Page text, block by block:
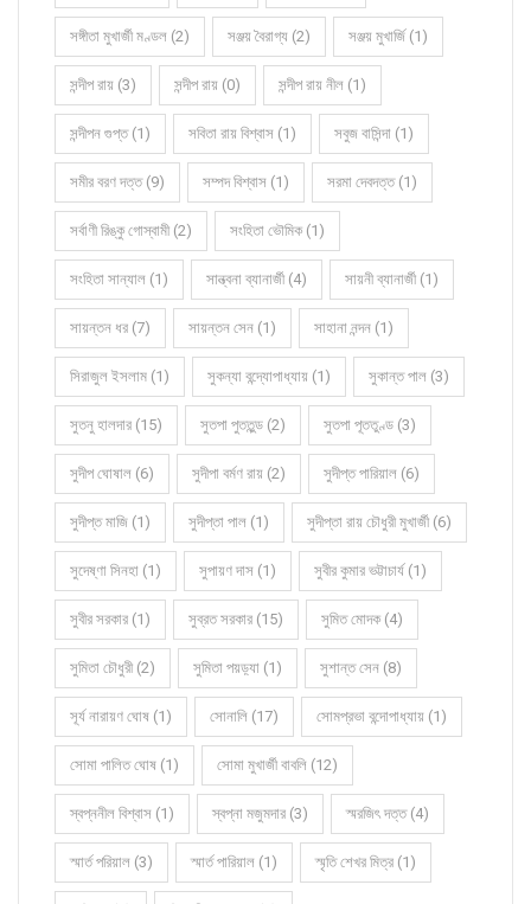
সঙ্গীতা মুখার্জী মণ্ডল (2) সঞ্জয় বৈরাগ্য (2) সঞ্জয় মুখার্জি (1)
সন্দীপ রায় (3) সন্দীপ রায় (0) সন্দীপ রায় নীল (1)
সন্দীপন গুপ্ত (1) সবিতা রায় বিশ্বাস (1) সবুজ বাসিন্দা (1)
সমীর বরণ দত্ত (9) সম্পদ বিশ্বাস (1) সরমা দেবদত্ত (1)
সর্বাণী রিঙ্কু গোস্বামী (2) সংহিতা ভৌমিক (1)
সংহিতা সান্যাল (1) সান্ত্বনা ব্যানার্জী (4) সায়নী ব্যানার্জী (1)
সায়ন্তন ধর (7) সায়ন্তন সেন (1) সাহানা নন্দন (1)
সিরাজুল ইসলাম (1) সুকন্যা বন্দ্যোপাধ্যায় (1) সুকান্ত পাল (3)
সুতনু হালদার (15) সুতপা পুততুন্ড (2) সুতপা পূততুণ্ড (3)
সুদীপ ঘোষাল (6) সুদীপা বর্মণ রায় (2) সুদীপ্ত পারিয়াল (6)
সুদীপ্ত মাজি (1) সুদীপ্তা পাল (1) সুদীপ্তা রায় চৌধুরী মুখার্জী (6)
সুদেষ্ণা সিনহা (1) সুপায়ণ দাস (1) সুবীর কুমার ভট্টাচার্য (1)
সুবীর সরকার (1) সুব্রত সরকার (15) সুমিত মোদক (4)
সুমিতা চৌধুরী (2) সুমিতা পয়ড়্যা (1) সুশান্ত সেন (8)
সূর্য নারায়ণ ঘোষ (1) সোনালি (17) সোমপ্রভা বন্দোপাধ্যায় (1)
সোমা পালিত ঘোষ (1) সোমা মুখার্জী বাবলি (12)
স্বপ্ননীল বিশ্বাস (1) স্বপ্না মজুমদার (3) স্মরজিৎ দত্ত (4)
স্মার্ত পরিয়াল (3) স্মার্ত পারিয়াল (1) স্মৃতি শেখর মিত্র (1)